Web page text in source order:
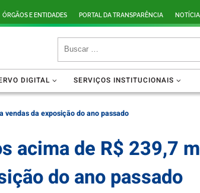
ÓRGÃOS E ENTIDADES PORTAL DA TRANSPARÊNCIA
DIGITAL SERVIÇOS INSTITUCIONAIS
da exposição do ano passado
acima de R$ 239,7
do ano passado